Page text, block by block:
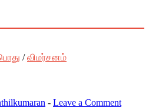
/விமர்சனம்
- Leave a Comment